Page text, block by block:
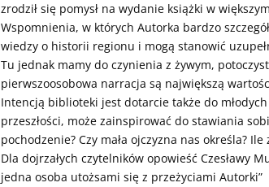
zrodził się pomysł na wydanie książki w
Wspomnienia, w których Autorka bardzo
wiedzy o historii regionu i mogą stanowić
Tu jednak mamy do czynienia z żywym,
pierwszoosobowa narracja są największą
Intencją biblioteki jest dotarcie także do
przeszłości, może zainspirować do stawiania
pochodzenie? Czy mała ojczyzna nas określa?
Dla dojrzałych czytelników opowieść Czesławy
jedna osoba utożsami się z przeżyciami Autorki”